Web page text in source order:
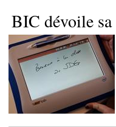
BIC dévoile